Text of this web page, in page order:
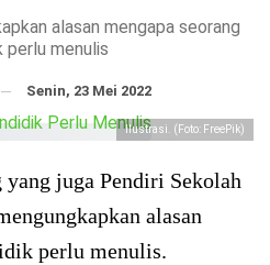
alasan mengapa seorang
perlu menulis
Senin, 23 Mei 2022
Ilustrasi. (Foto: FreePik)
yang juga Pendiri Sekolah
alasan
perlu menulis.